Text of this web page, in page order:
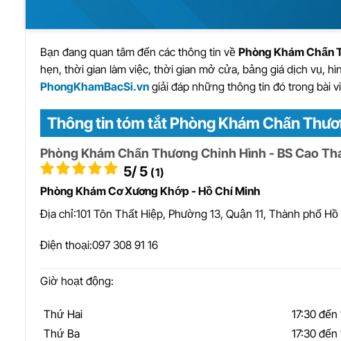
Bạn đang quan tâm đến các thông tin về Phòng Khám Chấn
hẹn, thời gian làm việc, thời gian mở cửa, bảng giá dịch vụ,
PhongKhamBacSi.vn giải đáp những thông tin đó trong bài
Thông tin tóm tắt Phòng Khám Chấn
Phòng Khám Chấn Thương Chỉnh Hình - BS Cao
5/ 5 (1)
Phòng Khám Cơ Xương Khớp - Hồ Chí Minh
Địa chỉ:101 Tôn Thất Hiệp, Phường 13, Quận 11, Thành phố
Điện thoại:097 308 91 16
Giờ hoạt động:
Thứ Hai
17:30 đến
Thứ Ba
17:30 đến